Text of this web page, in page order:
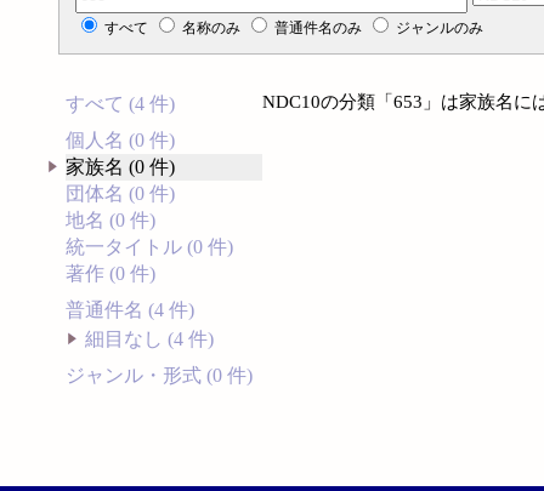
すべて 名称のみ 普通件名のみ ジャンルのみ
すべて (4 件)
個人名 (0 件)
家族名 (0 件)
団体名 (0 件)
地名 (0 件)
統一タイトル (0 件)
著作 (0 件)
普通件名 (4 件)
細目なし (4 件)
ジャンル・形式 (0 件)
NDC10の分類「653」は家族名に